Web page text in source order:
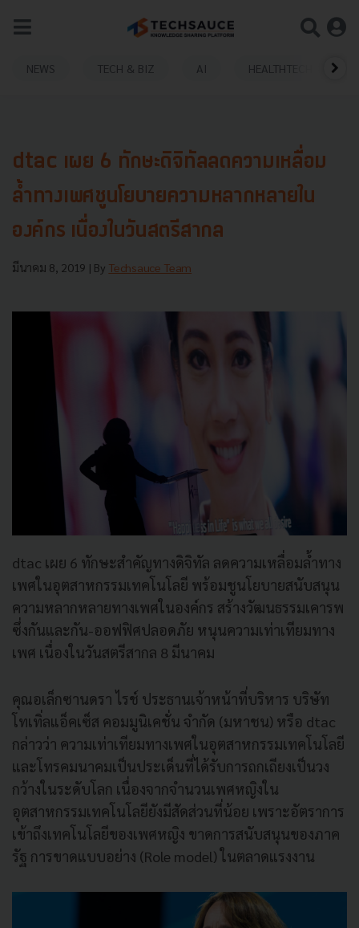
NEWS TECH & BIZ AI HEALTHTECH
dtac เผย 6 ทักษะดิจิทัลลดความเหลื่อม
ล้ำทางเพศชูนโยบายความหลากหลายใน
องค์กร เนื่องในวันสตรีสากล
มีนาคม 8, 2019 | By Techsauce Team
dtac เผย 6 ทักษะสำคัญทางดิจิทัล ลดความเหลื่อมล้ำทาง
เพศในอุตสาหกรรมเทคโนโลยี พร้อมชูนโยบายสนับสนุน
ความหลากหลายทางเพศในองค์กร สร้างวัฒนธรรมเคารพ
ซึ่งกันและกัน-ออฟฟิศปลอดภัย หนุนความเท่าเทียมทาง
เพศ เนื่องในวันสตรีสากล 8 มีนาคม
คุณอเล็กซานดรา ไรช์ ประธานเจ้าหน้าที่บริหาร บริษัท
โทเทิ่ลแอ็คเซ็ส คอมมูนิเคชั่น จำกัด (มหาชน) หรือ dtac
กล่าวว่า ความเท่าเทียมทางเพศในอุตสาหกรรมเทคโนโลยี
และโทรคมนาคมเป็นประเด็นที่ได้รับการถกเถียงเป็นวง
กว้างในระดับโลก เนื่องจากจำนวนเพศหญิงใน
อุตสาหกรรมเทคโนโลยียังมีสัดส่วนที่น้อย เพราะอัตราการ
เข้าถึงเทคโนโลยีของเพศหญิง ขาดการสนับสนุนของภาค
รัฐ การขาดแบบอย่าง (Role model) ในตลาดแรงงาน